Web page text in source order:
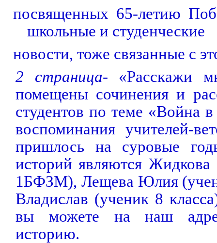
посвященных 65-летию
школьные и студенческие
новости, тоже связанные с
2 страница- «Расскажи
помещены сочинения и
студентов по теме «Война
воспоминания учителей-
пришлось на суровые
историй являются Жидкова
1БФЗМ), Лещева Юлия
Владислав (ученик 8
вы можете на наш
историю.